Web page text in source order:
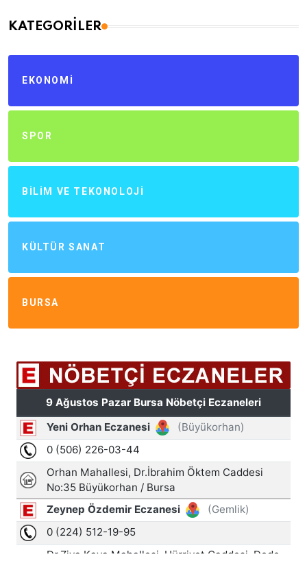
KATEGORILER
EKONOMI
SPOR
BILIM VE TEKONOLOJI
KÜLTÜR SANAT
BURSA